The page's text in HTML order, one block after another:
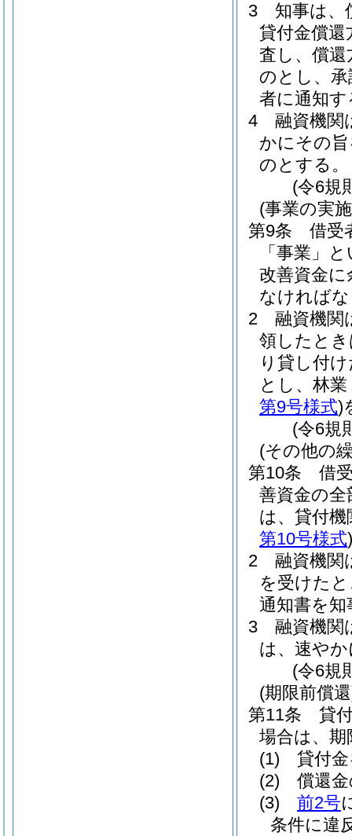
3
知事は、
貸付金償
査し、償
のとし、
者に通知
4
融資機関
かにその
のとする。
(令6規
(事業の実
第9条
借受
「事業」
改善資金
なければ
2
融資機関
領したと
り貸し付
とし、林
第9号様式)
(令6規
(その他の
第10条
借
善資金の
は、貸付機
第10号様式)
2
融資機関
を受けた
通知書を
3
融資機関
は、速や
(令6規
(期限前償
第11条
貸
場合は、
(1)
貸付
(2)
償還
(3)
前2号
条件に違